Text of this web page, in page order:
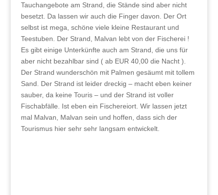
Tauchangebote am Strand, die Stände sind aber nicht
besetzt. Da lassen wir auch die Finger davon. Der Ort
selbst ist mega, schöne viele kleine Restaurant und
Teestuben. Der Strand, Malvan lebt von der Fischerei !
Es gibt einige Unterkünfte auch am Strand, die uns für
aber nicht bezahlbar sind ( ab EUR 40,00 die Nacht ).
Der Strand wunderschön mit Palmen gesäumt mit tollem
Sand. Der Strand ist leider dreckig – macht eben keiner
sauber, da keine Touris – und der Strand ist voller
Fischabfälle. Ist eben ein Fischereiort. Wir lassen jetzt
mal Malvan, Malvan sein und hoffen, dass sich der
Tourismus hier sehr sehr langsam entwickelt.